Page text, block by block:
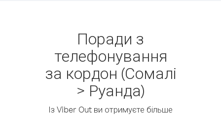
Поради з
телефонування
за кордон (Сомалі
> Руанда)
Із Viber Out ви отримуєте більше